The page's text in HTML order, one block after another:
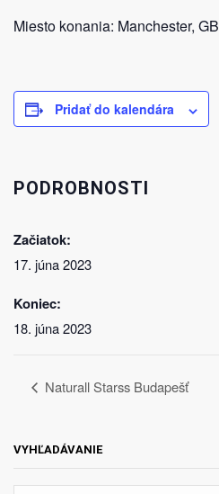
Miesto konania: Manchester, GB
Pridať do kalendára
PODROBNOSTI
Začiatok:
17. júna 2023
Koniec:
18. júna 2023
Naturall Starss Budapešť
VYHĽADÁVANIE